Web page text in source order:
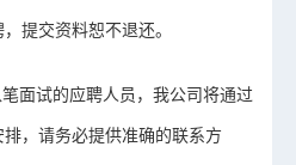
提交资料恕不退还。
面试的应聘人员，我公司将通过
，请务必提供准确的联系方